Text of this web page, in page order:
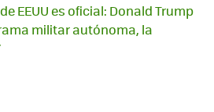
EEUU es oficial: Donald Trump
militar autónoma, la